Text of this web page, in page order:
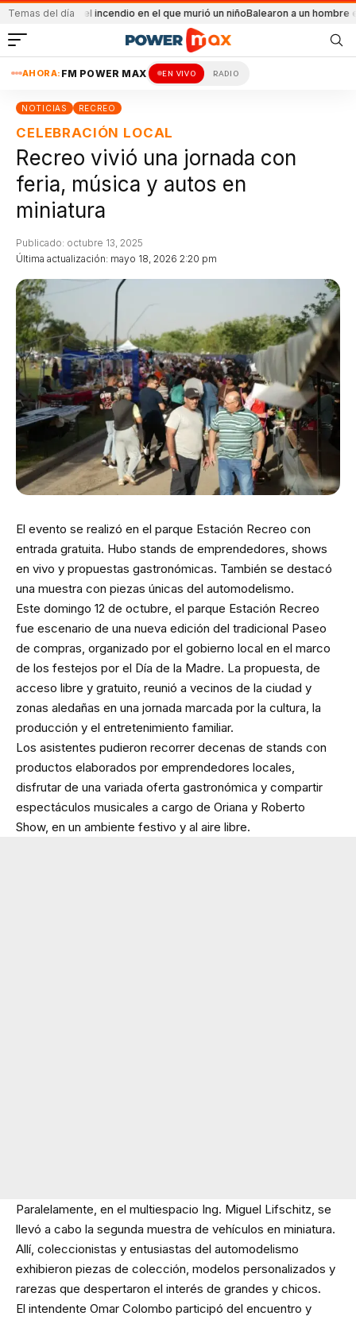
Temas del día
el incendio en el que murió un niñoBalearon a un hombre en un
AHORA: FM POWER MAX EN VIVO RADIO
NOTICIAS RECREO
CELEBRACIÓN LOCAL
Recreo vivió una jornada con
feria, música y autos en
miniatura
Última actualización: mayo 18, 2026 2:20 pm
Publicado: octubre 13, 2025
El evento se realizó en el parque Estación Recreo con
entrada gratuita. Hubo stands de emprendedores, shows
en vivo y propuestas gastronómicas. También se destacó
una muestra con piezas únicas del automodelismo.
Este domingo 12 de octubre, el parque Estación Recreo
fue escenario de una nueva edición del tradicional Paseo
de compras, organizado por el gobierno local en el marco
de los festejos por el Día de la Madre. La propuesta, de
acceso libre y gratuito, reunió a vecinos de la ciudad y
zonas aledañas en una jornada marcada por la cultura, la
producción y el entretenimiento familiar.
Los asistentes pudieron recorrer decenas de stands con
productos elaborados por emprendedores locales,
disfrutar de una variada oferta gastronómica y compartir
espectáculos musicales a cargo de Oriana y Roberto
Show, en un ambiente festivo y al aire libre.
Paralelamente, en el multiespacio Ing. Miguel Lifschitz, se
llevó a cabo la segunda muestra de vehículos en miniatura.
Allí, coleccionistas y entusiastas del automodelismo
exhibieron piezas de colección, modelos personalizados y
rarezas que despertaron el interés de grandes y chicos.
El intendente Omar Colombo participó del encuentro y